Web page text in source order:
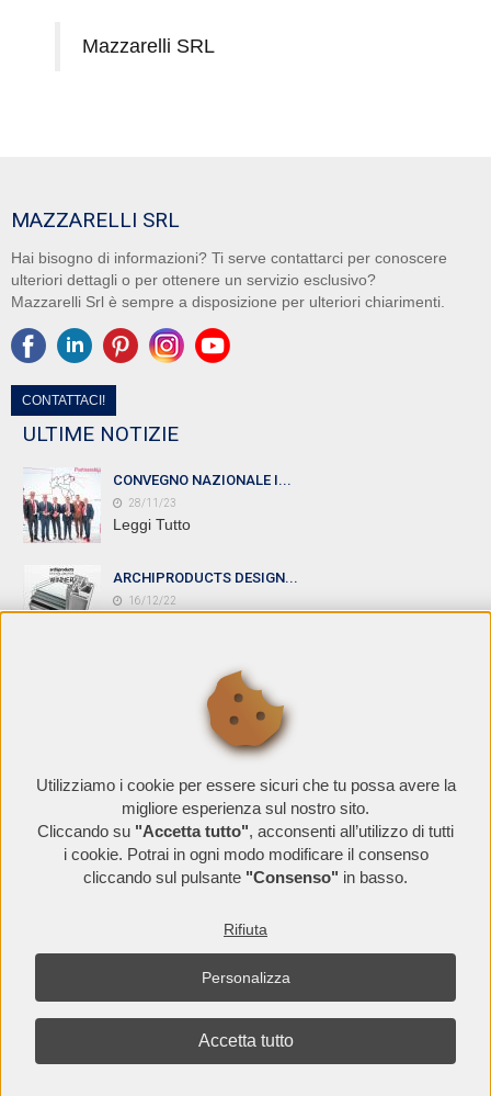
Mazzarelli SRL
MAZZARELLI SRL
Hai bisogno di informazioni? Ti serve contattarci per conoscere
ulteriori dettagli o per ottenere un servizio esclusivo?
Mazzarelli Srl è sempre a disposizione per ulteriori chiarimenti.
CONTATTACI!
ULTIME NOTIZIE
CONVEGNO NAZIONALE I...
28/11/23
Leggi Tutto
ARCHIPRODUCTS DESIGN...
16/12/22
ECOBONUS 50%
Leggi Tutto
NUOVA PROMO HORMANN ...
Leggi Tutto
Mazzarelli Giuseppe srl
Realizzato da: Studi Web S.r.l.
Privacy Policy
Utilizziamo i cookie per essere sicuri che tu possa avere la
migliore esperienza sul nostro sito.
Cliccando su "Accetta tutto", acconsenti all’utilizzo di tutti
i cookie. Potrai in ogni modo modificare il consenso
cliccando sul pulsante "Consenso" in basso.
Rifiuta
Personalizza
Accetta tutto